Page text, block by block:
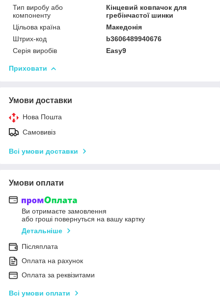
Тип виробу або
компоненту
Кінцевий ковпачок для
гребінчастої шинки
Цільова країна
Македонія
Штрих-код
b3606489940676
Серія виробів
Easy9
Приховати
Умови доставки
Нова Пошта
Самовивіз
Всі умови доставки
Умови оплати
Ви отримаєте замовлення
або гроші повернуться на вашу картку
Детальніше
Післяплата
Оплата на рахунок
Оплата за реквізитами
Всі умови оплати